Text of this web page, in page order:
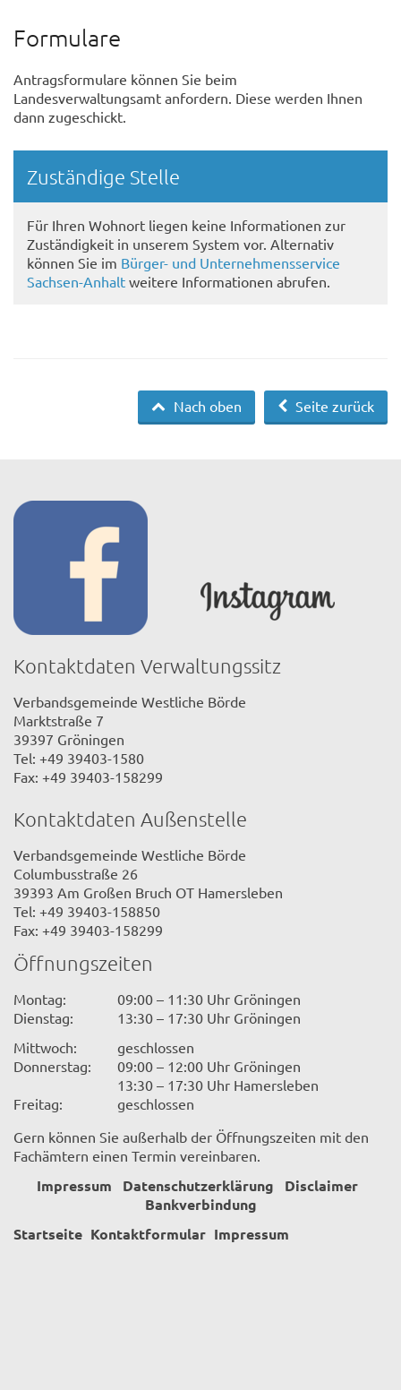
Formulare
Antragsformulare können Sie beim
Landesverwaltungsamt anfordern. Diese werden Ihnen
dann zugeschickt.
Randspalte
Zuständige Stelle
Für Ihren Wohnort liegen keine Informationen zur
Zuständigkeit in unserem System vor. Alternativ
können Sie im Bürger- und Unternehmensservice
Sachsen-Anhalt weitere Informationen abrufen.
Seite zurück
Nach oben
Kontaktdaten Verwaltungssitz
Verbandsgemeinde Westliche Börde
Marktstraße 7
39397 Gröningen
Tel: +49 39403-1580
Fax: +49 39403-158299
Kontaktdaten Außenstelle
Verbandsgemeinde Westliche Börde
Columbusstraße 26
39393 Am Großen Bruch OT Hamersleben
Tel: +49 39403-158850
Fax: +49 39403-158299
Öffnungszeiten
Montag:
09:00 – 11:30 Uhr Gröningen
Dienstag:
13:30 – 17:30 Uhr Gröningen
Mittwoch:
geschlossen
Donnerstag:
09:00 – 12:00 Uhr Gröningen
13:30 – 17:30 Uhr Hamersleben
Freitag:
geschlossen
Gern können Sie außerhalb der Öffnungszeiten mit den
Fachämtern einen Termin vereinbaren.
Impressum Datenschutzerklärung
Disclaimer
Bankverbindung
Startseite Kontaktformular Impressum